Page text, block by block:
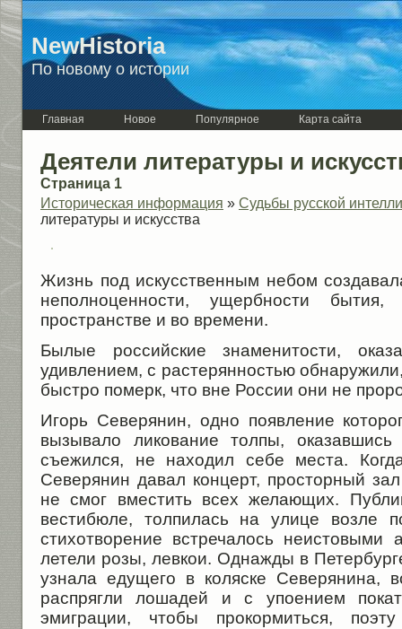
NewHistoria
По новому о истории
Главная Новое Популярное Карта сайта
Деятели литературы и
Страница 1
Историческая информация » Судьбы русской
литературы и искусства
Жизнь под искусственным небом
неполноценности, ущербности
пространстве и во времени.
Былые российские знаменитости,
удивлением, с растерянностью
быстро померк, что вне России они не
Игорь Северянин, одно появление
вызывало ликование толпы, оказавшись
съежился, не находил себе места.
Северянин давал концерт, просторный
не смог вместить всех желающих.
вестибюле, толпилась на улице возле
стихотворение встречалось неистовыми
летели розы, левкои. Однажды в
узнала едущего в коляске Северянина,
распрягли лошадей и с упоением
эмиграции, чтобы прокормиться,